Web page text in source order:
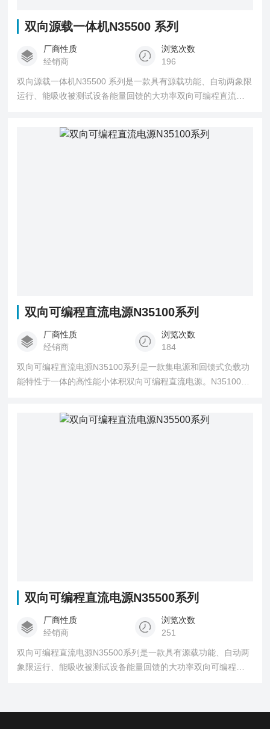
双向源载一体机N35500 系列
厂商性质
经销商
浏览次数
196
双向源载一体机N35500 系列是一款具有源载功能、自动两象限
运行、能吸收被测试设备能量回馈的大功率双向可编程直流电
双向可编程直流电源N35100系列
厂商性质
经销商
浏览次数
184
双向可编程直流电源N35100系列是一款集电源和回馈式负载功
能特性于一体的高性能小体积双向可编程直流电源。N35100系
双向可编程直流电源N35500系列
厂商性质
经销商
浏览次数
251
双向可编程直流电源N35500系列是一款具有源载功能、自动两
象限运行、能吸收被测试设备能量回馈的大功率双向可编程直
的测试应用。N35500系列电源具备高速动态响应、高精度输出